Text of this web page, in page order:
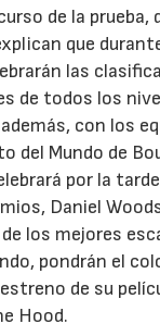
de la prueba,
que
las
de todos los
con los
del Mundo de
por la
Daniel
los mejores
pondrán el
de su
Hood.